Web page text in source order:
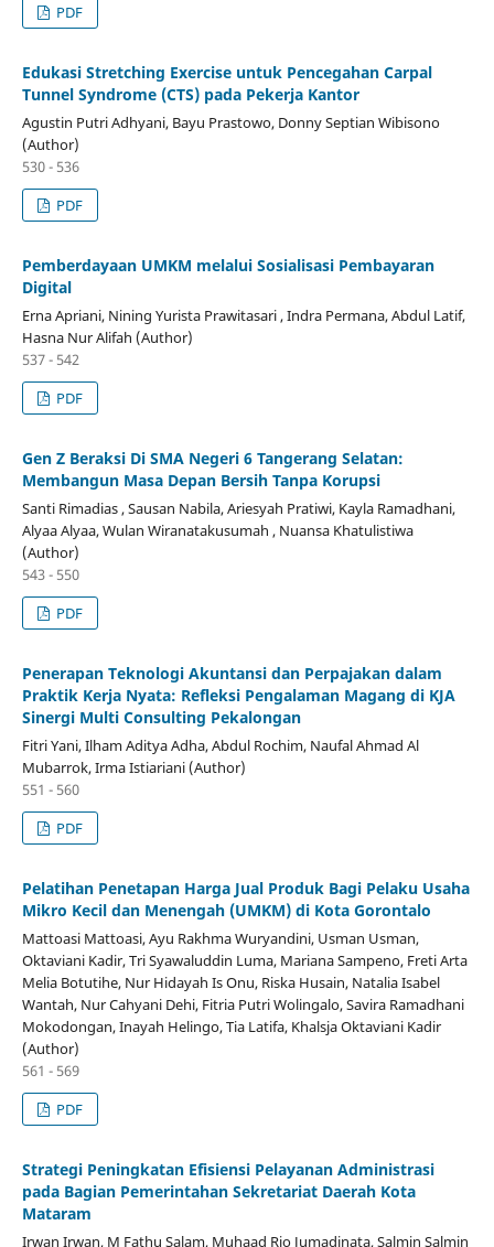
PDF
Edukasi Stretching Exercise untuk Pencegahan Carpal
Tunnel Syndrome (CTS) pada Pekerja Kantor
Agustin Putri Adhyani, Bayu Prastowo, Donny Septian Wibisono
(Author)
530 - 536
PDF
Pemberdayaan UMKM melalui Sosialisasi Pembayaran
Digital
Erna Apriani, Nining Yurista Prawitasari , Indra Permana, Abdul Latif,
Hasna Nur Alifah (Author)
537 - 542
PDF
Gen Z Beraksi Di SMA Negeri 6 Tangerang Selatan:
Membangun Masa Depan Bersih Tanpa Korupsi
Santi Rimadias , Sausan Nabila, Ariesyah Pratiwi, Kayla Ramadhani,
Alyaa Alyaa, Wulan Wiranatakusumah , Nuansa Khatulistiwa
(Author)
543 - 550
PDF
Penerapan Teknologi Akuntansi dan Perpajakan dalam
Praktik Kerja Nyata: Refleksi Pengalaman Magang di KJA
Sinergi Multi Consulting Pekalongan
Fitri Yani, Ilham Aditya Adha, Abdul Rochim, Naufal Ahmad Al
Mubarrok, Irma Istiariani (Author)
551 - 560
PDF
Pelatihan Penetapan Harga Jual Produk Bagi Pelaku Usaha
Mikro Kecil dan Menengah (UMKM) di Kota Gorontalo
Mattoasi Mattoasi, Ayu Rakhma Wuryandini, Usman Usman,
Oktaviani Kadir, Tri Syawaluddin Luma, Mariana Sampeno, Freti Arta
Melia Botutihe, Nur Hidayah Is Onu, Riska Husain, Natalia Isabel
Wantah, Nur Cahyani Dehi, Fitria Putri Wolingalo, Savira Ramadhani
Mokodongan, Inayah Helingo, Tia Latifa, Khalsja Oktaviani Kadir
(Author)
561 - 569
PDF
Strategi Peningkatan Efisiensi Pelayanan Administrasi
pada Bagian Pemerintahan Sekretariat Daerah Kota
Mataram
Irwan Irwan, M Fathu Salam, Muhaad Rio Jumadinata, Salmin Salmin